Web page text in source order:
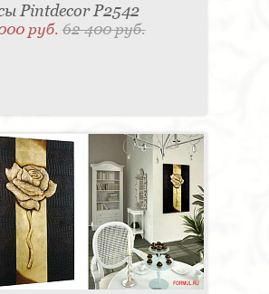
Pintdecor P2542
руб.62 400 руб.